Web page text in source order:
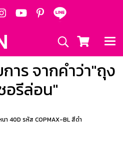
าร จากคำว่า"ถุง
อรีล่อน"
า 40D รหัส COPMAX-BL สีดำ